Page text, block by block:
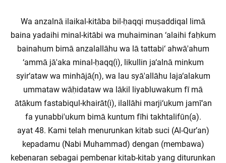
Wa anzalnā ilaikal-kitāba bil-ḥaqqi muṣaddiqal limā
baina yadaihi minal-kitābi wa muhaiminan ‘alaihi faḥkum
bainahum bimā anzalallāhu wa lā tattabi‘ ahwā'ahum
‘ammā jā'aka minal-ḥaqq(i), likullin ja‘alnā minkum
syir‘ataw wa minhājā(n), wa lau syā'allāhu laja‘alakum
ummataw wāḥidataw wa lākil liyabluwakum fī mā
ātākum fastabiqul-khairāt(i), ilallāhi marji‘ukum jamī‘an
fa yunabbi'ukum bimā kuntum fīhi takhtalifūn(a).
ayat 48. Kami telah menurunkan kitab suci (Al-Qur’an)
kepadamu (Nabi Muhammad) dengan (membawa)
kebenaran sebagai pembenar kitab-kitab yang diturunkan